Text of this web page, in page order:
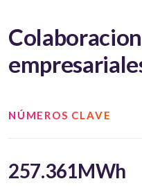
NÚMEROS CLAVE
257.361MWh